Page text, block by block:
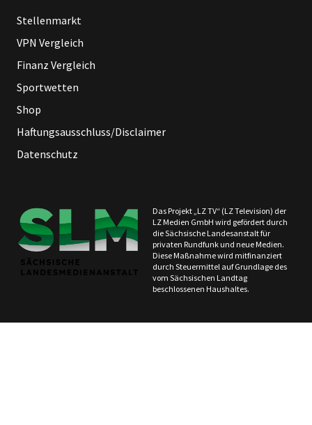
Stellenmarkt
VPN Vergleich
Finanz Vergleich
Sportwetten
Shop
Haftungsausschluss/Disclaimer
Datenschutz
Das Projekt „LZ TV“ (LZ Television) der
LZ Medien GmbH wird gefördert durch
die Sächsische Landesanstalt für
privaten Rundfunk und neue Medien.
Diese Maßnahme wird mitfinanziert
durch Steuermittel auf Grundlage des
vom Sächsischen Landtag
beschlossenen Haushaltes.